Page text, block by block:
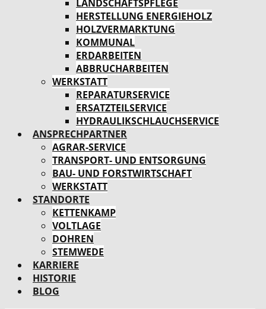
LANDSCHAFTSPFLEGE
HERSTELLUNG ENERGIEHOLZ
HOLZVERMARKTUNG
KOMMUNAL
ERDARBEITEN
ABBRUCHARBEITEN
WERKSTATT
REPARATURSERVICE
ERSATZTEILSERVICE
HYDRAULIKSCHLAUCHSERVICE
ANSPRECHPARTNER
AGRAR-SERVICE
TRANSPORT- UND ENTSORGUNG
BAU- UND FORSTWIRTSCHAFT
WERKSTATT
STANDORTE
KETTENKAMP
VOLTLAGE
DOHREN
STEMWEDE
KARRIERE
HISTORIE
BLOG